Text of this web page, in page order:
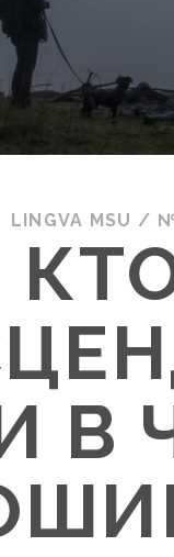
LINGVA MSU /
В